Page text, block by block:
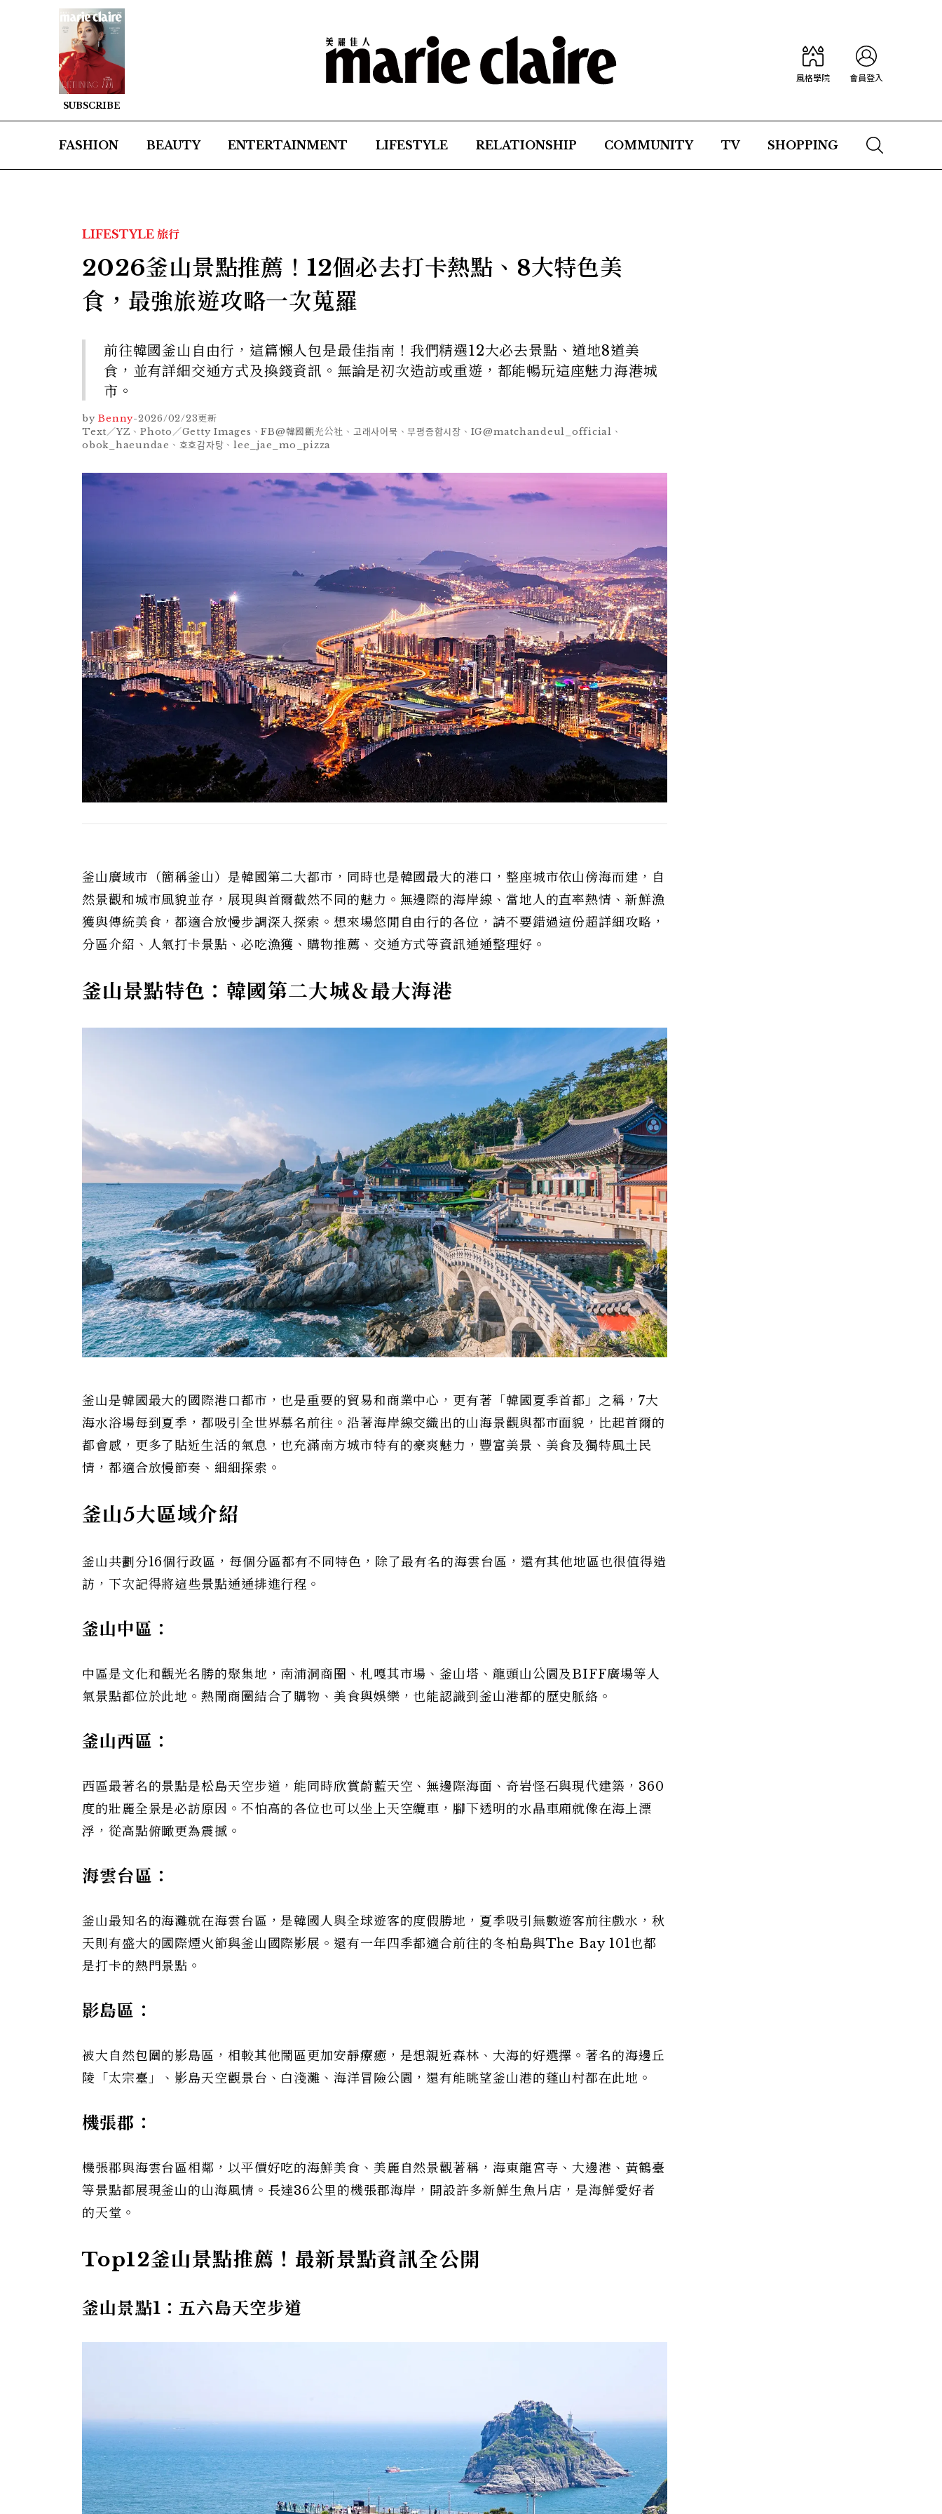
SUBSCRIBE
風格學院 會員登入
FASHION BEAUTY ENTERTAINMENT LIFESTYLE RELATIONSHIP COMMUNITY TV SHOPPING
LIFESTYLE 旅行
2026釜山景點推薦！12個必去打卡熱點、8大特色美
食，最強旅遊攻略一次蒐羅
前往韓國釜山自由行，這篇懶人包是最佳指南！我們精選12大必去景點、道地8道美
食，並有詳細交通方式及換錢資訊。無論是初次造訪或重遊，都能暢玩這座魅力海港城
市。
by Benny-2026/02/23更新
Text／YZ、Photo／Getty Images、FB@韓國觀光公社、고래사어묵、부평종합시장、IG@matchandeul_official、
obok_haeundae、호호감자탕、lee_jae_mo_pizza
釜山廣域市（簡稱釜山）是韓國第二大都市，同時也是韓國最大的港口，整座城市依山傍海而建，自
然景觀和城市風貌並存，展現與首爾截然不同的魅力。無邊際的海岸線、當地人的直率熱情、新鮮漁
獲與傳統美食，都適合放慢步調深入探索。想來場悠閒自由行的各位，請不要錯過這份超詳細攻略，
分區介紹、人氣打卡景點、必吃漁獲、購物推薦、交通方式等資訊通通整理好。
釜山景點特色：韓國第二大城＆最大海港
釜山是韓國最大的國際港口都市，也是重要的貿易和商業中心，更有著「韓國夏季首都」之稱，7大
海水浴場每到夏季，都吸引全世界慕名前往。沿著海岸線交織出的山海景觀與都市面貌，比起首爾的
都會感，更多了貼近生活的氣息，也充滿南方城市特有的豪爽魅力，豐富美景、美食及獨特風土民
情，都適合放慢節奏、細細探索。
釜山5大區域介紹
釜山共劃分16個行政區，每個分區都有不同特色，除了最有名的海雲台區，還有其他地區也很值得造
訪，下次記得將這些景點通通排進行程。
釜山中區：
中區是文化和觀光名勝的聚集地，南浦洞商圈、札嘎其市場、釜山塔、龍頭山公園及BIFF廣場等人
氣景點都位於此地。熱鬧商圈結合了購物、美食與娛樂，也能認識到釜山港都的歷史脈絡。
釜山西區：
西區最著名的景點是松島天空步道，能同時欣賞蔚藍天空、無邊際海面、奇岩怪石與現代建築，360
度的壯麗全景是必訪原因。不怕高的各位也可以坐上天空纜車，腳下透明的水晶車廂就像在海上漂
浮，從高點俯瞰更為震撼。
海雲台區：
釜山最知名的海灘就在海雲台區，是韓國人與全球遊客的度假勝地，夏季吸引無數遊客前往戲水，秋
天則有盛大的國際煙火節與釜山國際影展。還有一年四季都適合前往的冬柏島與The Bay 101也都
是打卡的熱門景點。
影島區：
被大自然包圍的影島區，相較其他鬧區更加安靜療癒，是想親近森林、大海的好選擇。著名的海邊丘
陵「太宗臺」、影島天空觀景台、白淺灘、海洋冒險公園，還有能眺望釜山港的蓬山村都在此地。
機張郡：
機張郡與海雲台區相鄰，以平價好吃的海鮮美食、美麗自然景觀著稱，海東龍宮寺、大邊港、黃鶴臺
等景點都展現釜山的山海風情。長達36公里的機張郡海岸，開設許多新鮮生魚片店，是海鮮愛好者
的天堂。
Top12釜山景點推薦！最新景點資訊全公開
釜山景點1：五六島天空步道